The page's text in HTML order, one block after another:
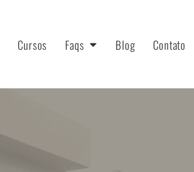
Cursos Faqs Blog Contato